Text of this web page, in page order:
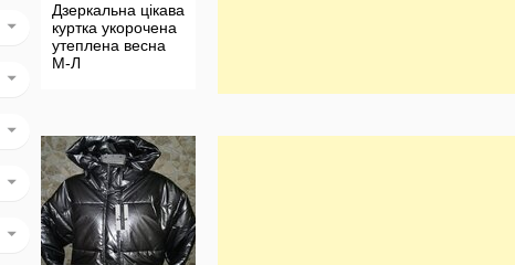
Дзеркальна цікава
куртка укорочена
утеплена весна
М-Л